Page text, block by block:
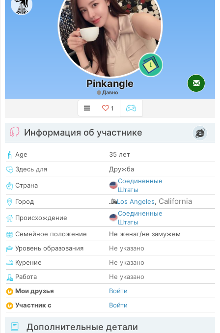
1
Pinkangle
Давно
1
Информация об участнике
Age
35 лет
Здесь для
Дружба
Страна
Соединенные
Штаты
Город
Los Angeles, California
Происхождение
Соединенные
Штаты
Семейное положение
Не женат/не замужем
Уровень образования
Не указано
Курение
Не указано
Работа
Не указано
Мои друзья
Войти
Участник с
Войти
Дополнительные детали